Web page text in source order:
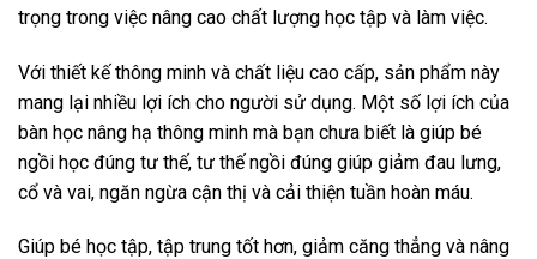
trọng trong việc nâng cao chất lượng học tập và làm việc.
Với thiết kế thông minh và chất liệu cao cấp, sản phẩm này
mang lại nhiều lợi ích cho người sử dụng. Một số lợi ích của
bàn học nâng hạ thông minh mà bạn chưa biết là giúp bé
ngồi học đúng tư thế, tư thế ngồi đúng giúp giảm đau lưng,
cổ và vai, ngăn ngừa cận thị và cải thiện tuần hoàn máu.
Giúp bé học tập, tập trung tốt hơn, giảm căng thẳng và nâng